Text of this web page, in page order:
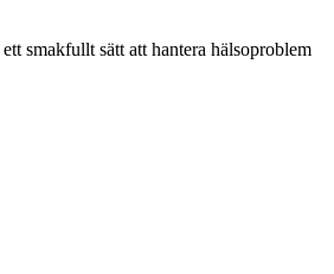
smakfullt sätt att hantera hälsoproblem